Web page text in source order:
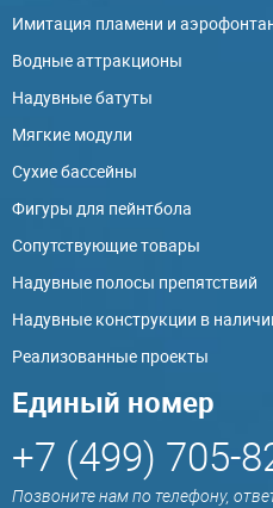
Имитация пламени и
Водные аттракционы
Надувные батуты
Мягкие модули
Сухие бассейны
Фигуры для пейнтбола
Сопутствующие товары
Надувные полосы препятствий
Надувные конструкции в
Реализованные проекты
Единый номер
+7 (499) 705-
Позвоните нам по телефону,